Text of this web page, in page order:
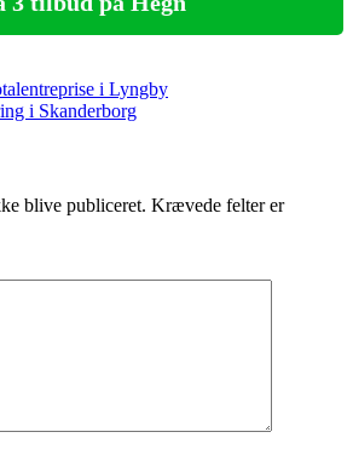
i Lyngby
i Skanderborg
blive publiceret. Krævede felter er